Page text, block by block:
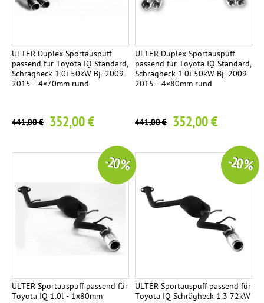
ULTER Duplex Sportauspuff
passend für Toyota IQ Standard,
Schrägheck 1.0i 50kW Bj. 2009-
2015 - 4×70mm rund
441,00 € 352,00 €
ULTER Duplex Sportauspuff
passend für Toyota IQ Standard,
Schrägheck 1.0i 50kW Bj. 2009-
2015 - 4×80mm rund
441,00 € 352,00 €
ULTER Sportauspuff passend für
Toyota IQ 1.0l - 1x80mm
-20 %
ULTER Sportauspuff passend für
Toyota IQ Schrägheck 1.3 72kW
-20 %